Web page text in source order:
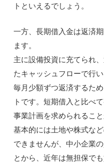
トといえるでしょう。
一方、長期借入金は返済
ます。
主に設備投資に充てられ
たキャッシュフローで行い
毎月少額ずつ返済するた
トです。短期借入と比べ
事業計画を求められること
基本的には土地や株式な
できませんが、中小企業
とから、近年は無担保で